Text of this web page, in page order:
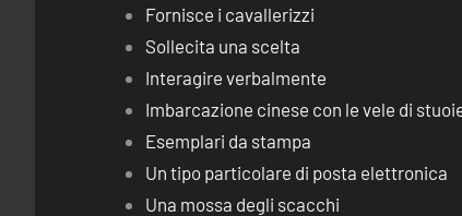
Fornisce i cavallerizzi
Sollecita una scelta
Interagire verbalmente
Imbarcazione cinese con le vele di
Esemplari da stampa
Un tipo particolare di posta elettronica
Una mossa degli scacchi